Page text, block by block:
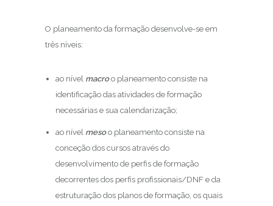
O planeamento da formação desenvolve-se em
três níveis:
ao nível macroo planeamento consiste na
identificação das atividades de formação
necessárias e sua calendarização;
ao nível mesoo planeamento consiste na
conceção dos cursos através do
desenvolvimento de perfis de formação
decorrentes dos perfis profissionais/DNF e da
estruturação dos planos de formação, os quais